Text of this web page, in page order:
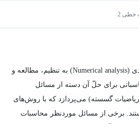
خطی 2
محاسبات عددی یا آنالیز عددی (Numerical analysis) به تنظیم، مطالعه و
برای حلّ آن دسته از مسائل
ریاضیات گسسته) می‌پردازد که با روش‌های
برخی از مسائل موردنظر محاسبات